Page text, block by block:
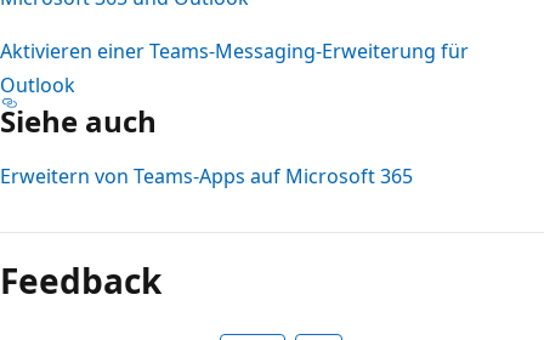
Aktivieren einer Teams-Messaging-Erweiterung für
Outlook
Siehe auch
Erweitern von Teams-Apps auf Microsoft 365
Feedback